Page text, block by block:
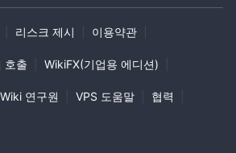
리스크 제시 이용약관
호출 WikiFX(기업용 에디션)
Wiki 연구원 VPS 도움말 협력